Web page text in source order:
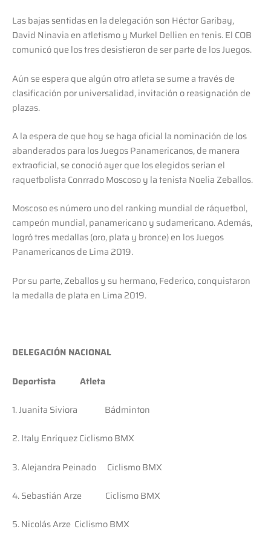
Las bajas sentidas en la delegación son Héctor Garibay,
David Ninavia en atletismo y Murkel Dellien en tenis. El COB
comunicó que los tres desistieron de ser parte de los Juegos.
Aún se espera que algún otro atleta se sume a través de
clasificación por universalidad, invitación o reasignación de
plazas.
A la espera de que hoy se haga oficial la nominación de los
abanderados para los Juegos Panamericanos, de manera
extraoficial, se conoció ayer que los elegidos serían el
raquetbolista Conrrado Moscoso y la tenista Noelia Zeballos.
Moscoso es número uno del ranking mundial de ráquetbol,
campeón mundial, panamericano y sudamericano. Además,
logró tres medallas (oro, plata y bronce) en los Juegos
Panamericanos de Lima 2019.
Por su parte, Zeballos y su hermano, Federico, conquistaron
la medalla de plata en Lima 2019.
DELEGACIÓN NACIONAL
Deportista Atleta
1. Juanita Siviora Bádminton
2. Italy Enríquez Ciclismo BMX
3. Alejandra Peinado Ciclismo BMX
4. Sebastián Arze Ciclismo BMX
5. Nicolás Arze Ciclismo BMX